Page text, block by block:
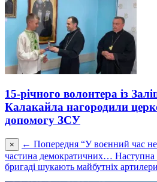
15-річного волонтера із
Калакайла нагородили
допомогу ЗСУ
× ← Попередня “У воєнний час
частина демократичних…
бригаді шукають майбутніх